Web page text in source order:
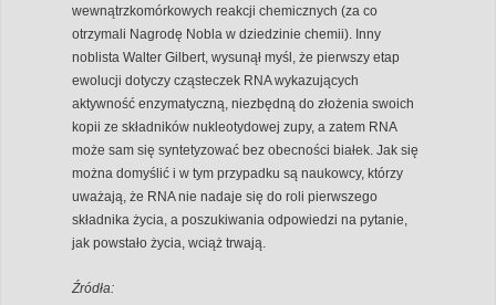
wewnątrzkomórkowych reakcji chemicznych (za co
otrzymali Nagrodę Nobla w dziedzinie chemii). Inny
noblista Walter Gilbert, wysunął myśl, że pierwszy etap
ewolucji dotyczy cząsteczek RNA wykazujących
aktywność enzymatyczną, niezbędną do złożenia swoich
kopii ze składników nukleotydowej zupy, a zatem RNA
może sam się syntetyzować bez obecności białek. Jak się
można domyślić i w tym przypadku są naukowcy, którzy
uważają, że RNA nie nadaje się do roli pierwszego
składnika życia, a poszukiwania odpowiedzi na pytanie,
jak powstało życia, wciąż trwają.
Źródła: